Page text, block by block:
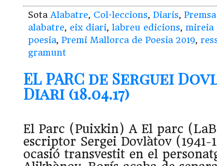
Sota Alabatre, Col·leccions, Diaris, Premsa
alabatre, eix diari, labreu edicions, mireia
poesia, Premi Mallorca de Poesia 2019,
gramunt
EL PARC de Serguei
Diari (18.04.17)
El Parc (Puixkin) A El parc
escriptor Sergei Dovlàtov (1941-
ocasió transvestit en el